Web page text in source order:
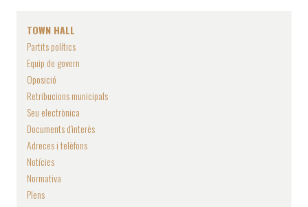
TOWN HALL
Partits polítics
Equip de govern
Oposició
Retribucions municipals
Seu electrònica
Documents d'interès
Adreces i telèfons
Notícies
Normativa
Plens